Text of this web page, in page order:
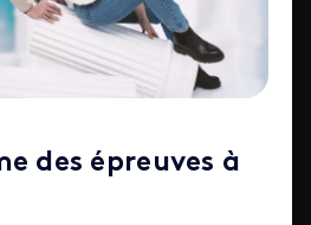
des épreuves à